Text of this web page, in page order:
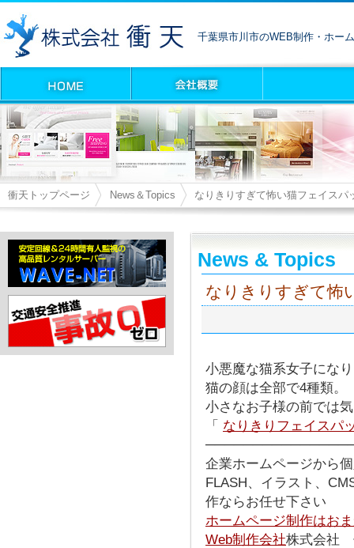
千葉県市川市のWEB制作・ホー
衝天トップページ News＆Topics なりきりすぎて怖い猫フェイスパ
News & Topics
なりきりすぎて怖
小悪魔な猫系女子にな
猫の顔は全部で4種類。
小さなお子様の前では
「 なりきりフェイスパ
企業ホームページから
FLASH、イラスト、
作ならお任せ下さい
ホームページ制作はお
Web制作会社株式会社